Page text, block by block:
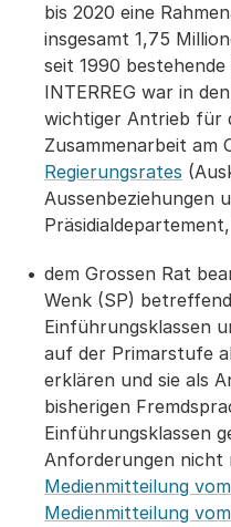
bis 2020 eine
insgesamt 1,75
seit 1990
INTERREG war in
wichtiger Antrieb für
Zusammenarbeit am
Regierungsrates
Aussenbeziehungen
dem Grossen Rat
Wenk (SP)
Einführungsklassen
auf der Primarstufe
erklären und sie als
bisherigen
Einführungsklassen
Anforderungen nicht
Medienmitteilung
Medienmitteilung